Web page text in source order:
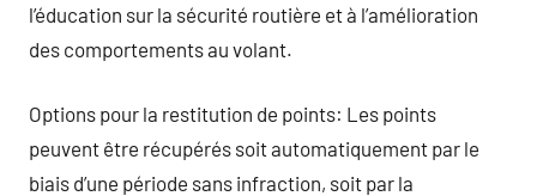
l’éducation sur la sécurité routière et à l’amélioration
des comportements au volant.
Options pour la restitution de points: Les points
peuvent être récupérés soit automatiquement par le
biais d’une période sans infraction, soit par la